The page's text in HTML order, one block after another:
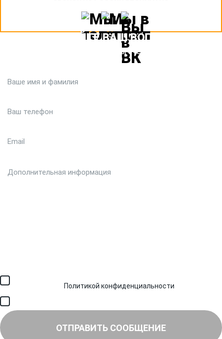
ЗАДАЙТЕ ВАШ ВОПРОС
Или кратко опишите ситуацию. Мы очень быстро свяжемся с
вами :)
Политикой конфиденциальности
ОТПРАВИТЬ СООБЩЕНИЕ